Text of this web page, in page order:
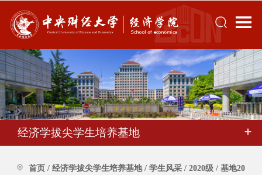
经济学拔尖学生培养基地
首页 / 经济学拔尖学生培养基地 / 学生风采 / 2020级 / 基地20